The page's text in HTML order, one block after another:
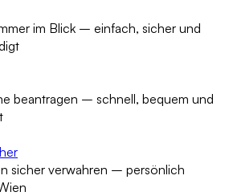
im Blick – einfach, sicher und
beantragen – schnell, bequem und
sicher verwahren – persönlich